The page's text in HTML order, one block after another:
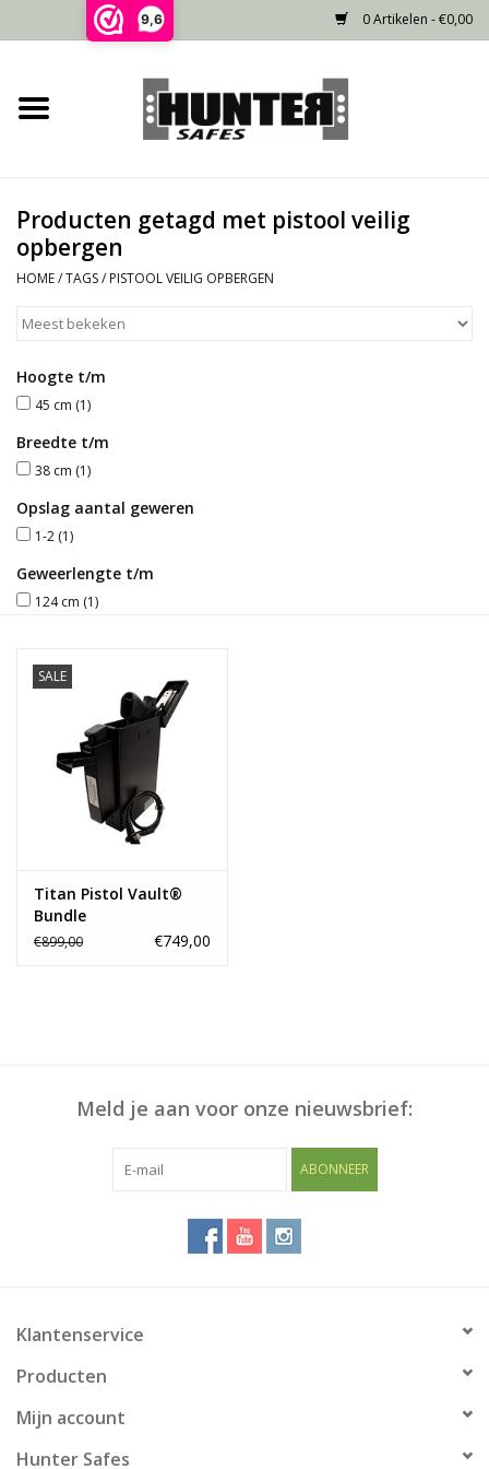
9,6 0 Artikelen - €0,00
Home
Gecertificeerd
Niet gecertificeerd
Recente projecten
Opties
Blog
Producten getagd met pistool veilig
opbergen
HOME/TAGS/ PISTOOL VEILIG OPBERGEN
Hoogte t/m
45 cm (1)
Breedte t/m
38 cm (1)
Opslag aantal geweren
1-2 (1)
Geweerlengte t/m
124 cm (1)
SALE
Titan Pistol Vault®
Bundle
€899,00 €749,00
Meld je aan voor onze nieuwsbrief:
ABONNEER
Klantenservice
Producten
Mijn account
Hunter Safes